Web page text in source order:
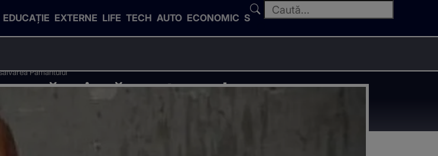
EDUCAȚIE EXTERNE LIFE TECH AUTO ECONOMIC SPORT
Pământului
uriașă pentru salvarea